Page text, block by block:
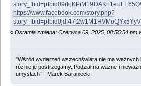
https://www.facebook.com/story.php?
« Ostatnia zmiana: Czerwca 09, 2025, 08:55:54 pm
"Wśród wydarzeń wszechświata nie ma ważnych
różnie je postrzegamy. Podział na ważne i
umysłach" - Marek Baraniecki